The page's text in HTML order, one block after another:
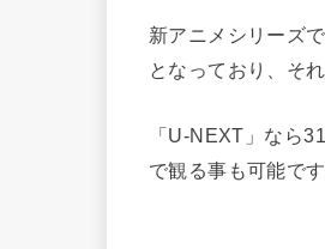
新アニメシリーズ
となっており、そ
「U-NEXT」なら
で観る事も可能です